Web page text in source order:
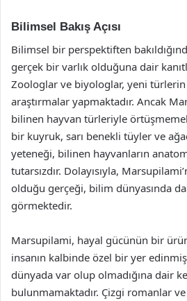
Bilimsel Bakış Açısı
Bilimsel bir perspektiften
gerçek bir varlık olduğuna dair
Zoologlar ve biyologlar, yeni
araştırmalar yapmaktadır. Ancak
bilinen hayvan türleriyle
bir kuyruk, sarı benekli tüyler ve
yeteneği, bilinen hayvanların
tutarsızdır. Dolayısıyla,
olduğu gerçeği, bilim dünyasında
görmektedir.
Marsupilami, hayal gücünün bir
insanın kalbinde özel bir yer
dünyada var olup olmadığına dair
bulunmamaktadır. Çizgi romanlar